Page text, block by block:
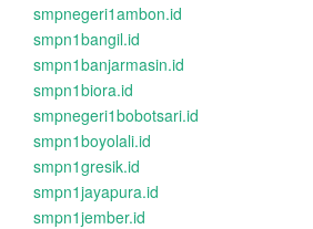
smpnegeri1ambon.id
smpn1bangil.id
smpn1banjarmasin.id
smpn1biora.id
smpnegeri1bobotsari.id
smpn1boyolali.id
smpn1gresik.id
smpn1jayapura.id
smpn1jember.id